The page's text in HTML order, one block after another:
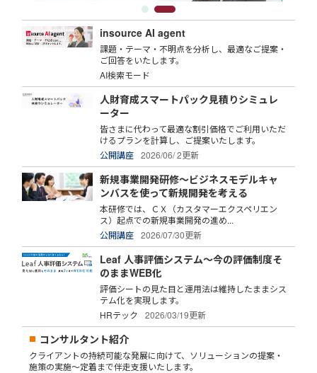
insource AI agent
課題・テーマ・不明点を分析し、最適なご提案・
ご回答をいたします。
AI検索モード
人財育成スマートパック見積りシミュレ
ーター
皆さまに代わって最適な割引価格でご利用いただ
けるプランを計算し、ご提案いたします。
公開講座
2026/06/ 2更新
新規事業開発研修～ビジネスモデルキャ
ンバスを使って新規開発を考える
本研修では、ＣＸ（カスタマーエクスペリエン
ス）起点での新規事業開発の進め...
公開講座
2026/07/30更新
Leaf 人事評価システム～今の評価制度そ
のままWEB化
評価シートの見た目と運用法は維持したままシス
テム化を実現します。
HRテック
2026/03/19更新
コンサルタント紹介
クライアントの持続可能な発展に向けて、ソリューションの提案・
施策の実施～定着まで伴走支援いたします。